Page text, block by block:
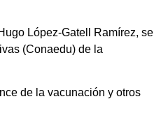
López-Gatell Ramírez, se
(Conaedu) de la
de la vacunación y otros